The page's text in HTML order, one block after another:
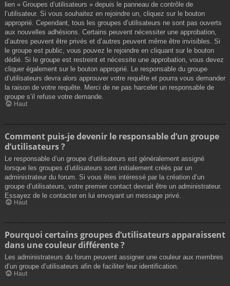
lien « Groupes d’utilisateurs » depuis le panneau de contrôle de
l’utilisateur. Si vous souhaitez en rejoindre un, cliquez sur le bouton
approprié. Cependant, tous les groupes d’utilisateurs ne sont pas ouverts
aux nouvelles adhésions. Certains peuvent nécessiter une approbation,
d’autres peuvent être privés et d’autres peuvent même être invisibles. Si
le groupe est public, vous pouvez le rejoindre en cliquant sur le bouton
dédié. Si le groupe est restreint et nécessite une approbation, vous devez
cliquer également sur le bouton approprié. Le responsable du groupe
d’utilisateurs devra alors approuver votre requête et pourra vous demander
la raison de votre requête. Merci de ne pas harceler un responsable de
groupe s’il refuse votre demande.
Haut
Comment puis-je devenir le responsable d’un groupe
d’utilisateurs ?
Le responsable d’un groupe d’utilisateurs est généralement assigné
lorsque les groupes d’utilisateurs sont initialement créés par un
administrateur du forum. Si vous êtes intéressé par la création d’un
groupe d’utilisateurs, votre premier contact devrait être un administrateur.
Essayez de le contacter en lui envoyant un message privé.
Haut
Pourquoi certains groupes d’utilisateurs apparaissent
dans une couleur différente ?
Les administrateurs du forum peuvent assigner une couleur aux membres
d’un groupe d’utilisateurs afin de faciliter leur identification.
Haut